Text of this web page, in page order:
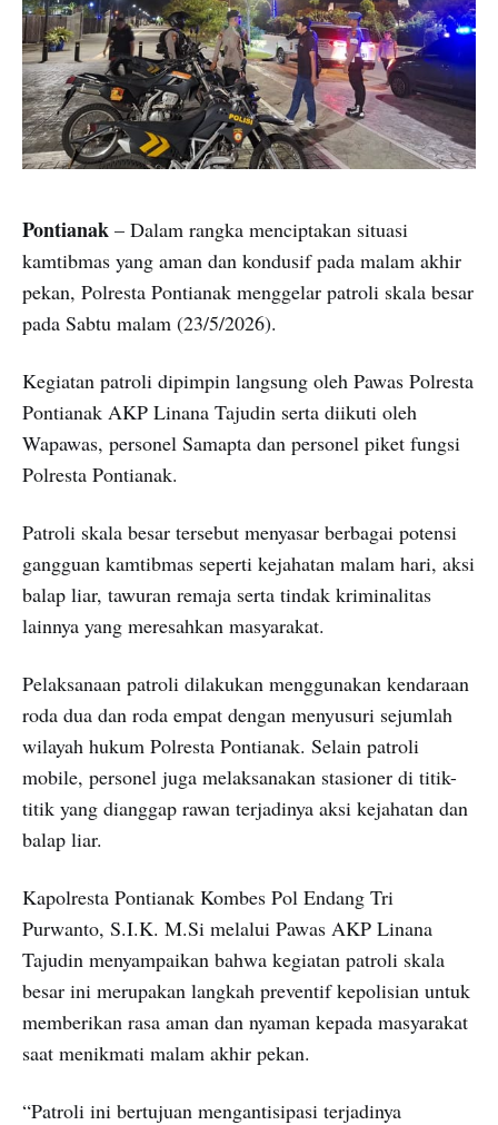
Pontianak – Dalam rangka menciptakan situasi
kamtibmas yang aman dan kondusif pada malam akhir
pekan, Polresta Pontianak menggelar patroli skala besar
pada Sabtu malam (23/5/2026).
Kegiatan patroli dipimpin langsung oleh Pawas Polresta
Pontianak AKP Linana Tajudin serta diikuti oleh
Wapawas, personel Samapta dan personel piket fungsi
Polresta Pontianak.
Patroli skala besar tersebut menyasar berbagai potensi
gangguan kamtibmas seperti kejahatan malam hari, aksi
balap liar, tawuran remaja serta tindak kriminalitas
lainnya yang meresahkan masyarakat.
Pelaksanaan patroli dilakukan menggunakan kendaraan
roda dua dan roda empat dengan menyusuri sejumlah
wilayah hukum Polresta Pontianak. Selain patroli
mobile, personel juga melaksanakan stasioner di titik-
titik yang dianggap rawan terjadinya aksi kejahatan dan
balap liar.
Kapolresta Pontianak Kombes Pol Endang Tri
Purwanto, S.I.K. M.Si melalui Pawas AKP Linana
Tajudin menyampaikan bahwa kegiatan patroli skala
besar ini merupakan langkah preventif kepolisian untuk
memberikan rasa aman dan nyaman kepada masyarakat
saat menikmati malam akhir pekan.
“Patroli ini bertujuan mengantisipasi terjadinya